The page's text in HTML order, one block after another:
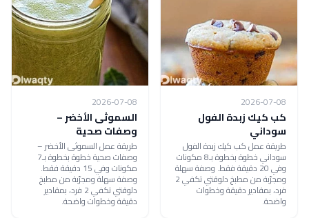
2026-07-08
كب كيك زبدة الفول
سوداني
طريقة عمل كب كيك زبدة الفول
سوداني خطوة بخطوة بـ8 مكونات
وفي 20 دقيقة فقط. وصفة سهلة
ومجرّبة من مطبخ دلوقتي تكفي 2
فرد، بمقادير دقيقة وخطوات
واضحة.
2026-07-08
السموثى الأخضر –
وصفات صحية
طريقة عمل السموثى الأخضر –
وصفات صحية خطوة بخطوة بـ7
مكونات وفي 15 دقيقة فقط.
وصفة سهلة ومجرّبة من مطبخ
دلوقتي تكفي 2 فرد، بمقادير
دقيقة وخطوات واضحة.